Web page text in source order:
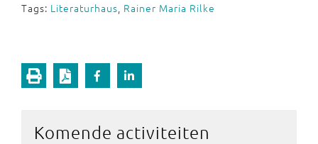
Tags: Literaturhaus, Rainer Maria Rilke
Komende activiteiten